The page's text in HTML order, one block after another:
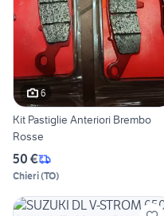
6
Kit Pastiglie Anteriori Brembo
Rosse
50 €
Chieri(TO)